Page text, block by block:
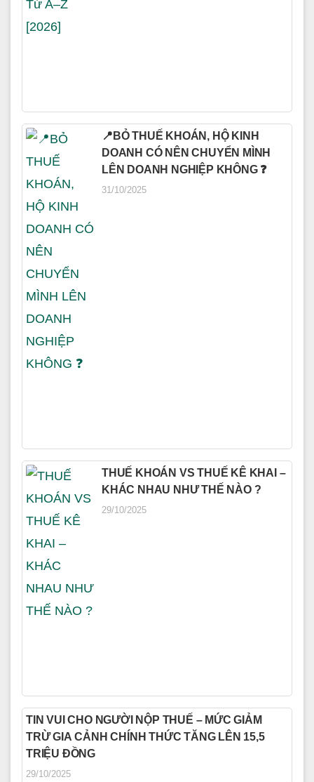
📍BỎ THUẾ KHOÁN, HỘ KINH
DOANH CÓ NÊN CHUYỂN MÌNH
LÊN DOANH NGHIỆP KHÔNG ❓
31/10/2025
THUẾ KHOÁN VS THUẾ KÊ KHAI –
KHÁC NHAU NHƯ THẾ NÀO ?
29/10/2025
TIN VUI CHO NGƯỜI NỘP THUẾ – MỨC GIẢM
TRỪ GIA CẢNH CHÍNH THỨC TĂNG LÊN 15,5
TRIỆU ĐỒNG
29/10/2025